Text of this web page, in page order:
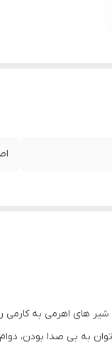
های اهرمی به کارمی
به بی صدا بودن، دوام